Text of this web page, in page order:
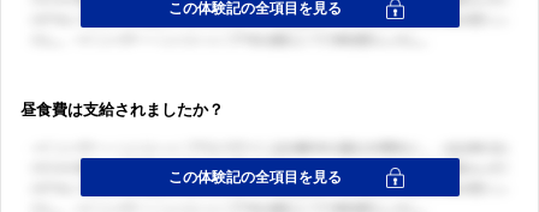
昼食費は支給されましたか？